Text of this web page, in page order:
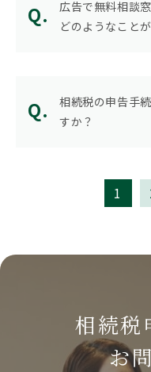
広告で無料相談
どのようなこと
相続税の申告手
すか？
1
相続税
お